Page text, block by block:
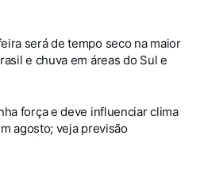
será de tempo seco na maior
e chuva em áreas do Sul e
força e deve influenciar clima
agosto; veja previsão